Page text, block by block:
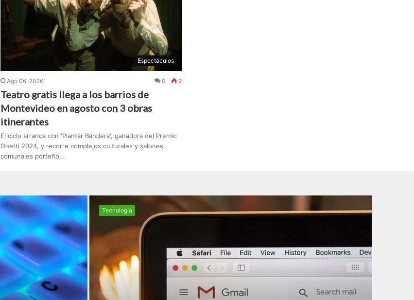
Espectáculos
Ago 06, 2026 0 2
Teatro gratis llega a los barrios de
Montevideo en agosto con 3 obras
itinerantes
El ciclo arranca con 'Plantar Bandera', ganadora del Premio
Onetti 2024, y recorre complejos culturales y salones
comunales porteño...
Tecnologí­a